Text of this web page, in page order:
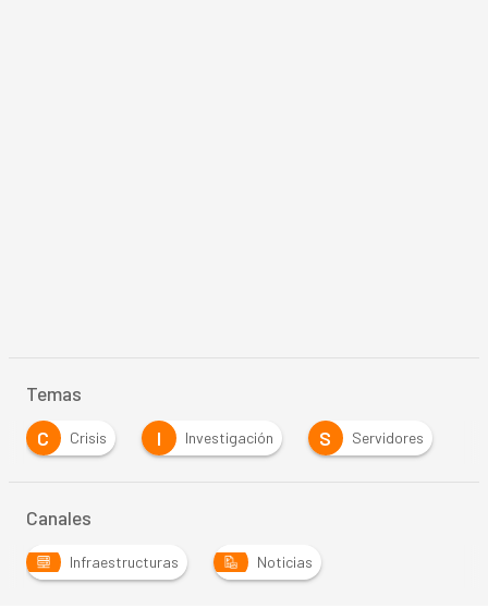
Temas
C
Crisis I Investigación S Servidores
Canales
Infraestructuras Noticias